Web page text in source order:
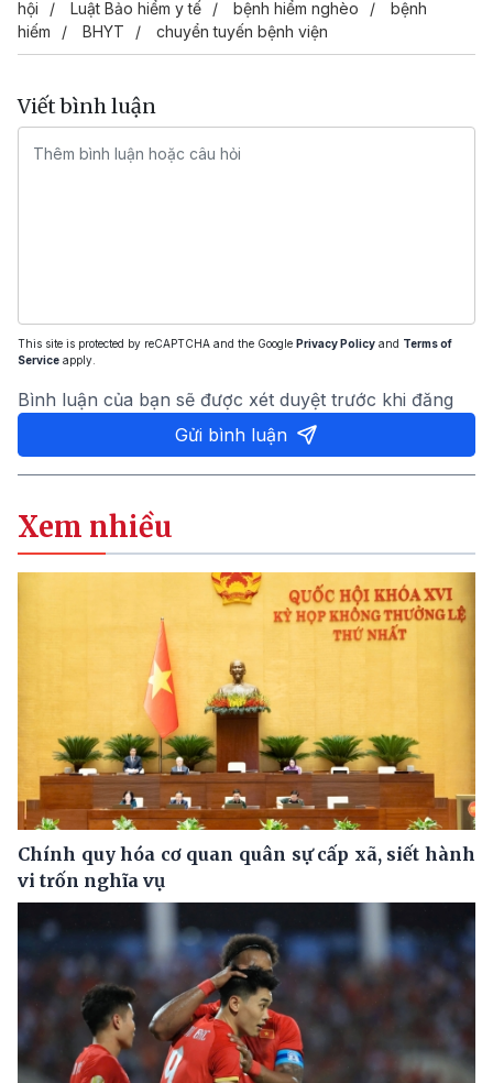
hội
Luật Bảo hiểm y tế bệnh hiểm nghèo
bệnh
hiếm
BHYT chuyển tuyến bệnh viện
Viết bình luận
This site is protected by reCAPTCHA and the Google Privacy Policy and Terms of
Service apply.
Bình luận của bạn sẽ được xét duyệt trước khi đăng
Gửi bình luận
Xem nhiều
Chính quy hóa cơ quan quân sự cấp xã, siết hành
vi trốn nghĩa vụ